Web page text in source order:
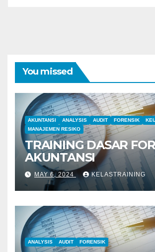
You missed
AKUNTANSI ANALYSIS AUDIT FORENSIK
MANAJEMEN RESIKO
TRAINING DASAR
AKUNTANSI
MAY 6, 2024 KELASTRAINING
ANALYSIS AUDIT FORENSIK